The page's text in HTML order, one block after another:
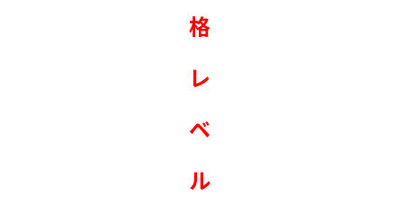
格
レ
ベ
ル